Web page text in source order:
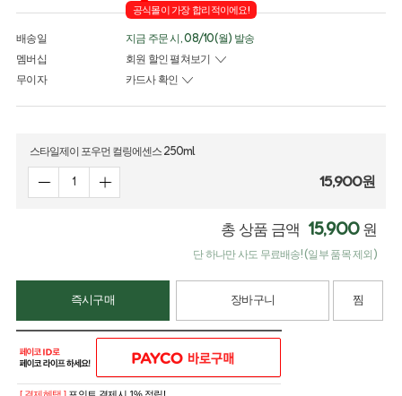
공식몰이 가장 합리적이에요!
배송일
지금 주문 시, 08/10(월) 발송
멤버십
회원 할인 펼쳐보기
무이자
카드사 확인
스타일제이 포우먼 컬링에센스 250ml
15,900원
총 상품 금액 15,900 원
단 하나만 사도 무료배송! (일부 품목 제외)
즉시구매 장바구니 찜